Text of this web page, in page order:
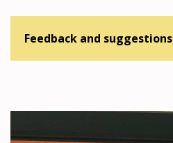
Feedback and suggestions